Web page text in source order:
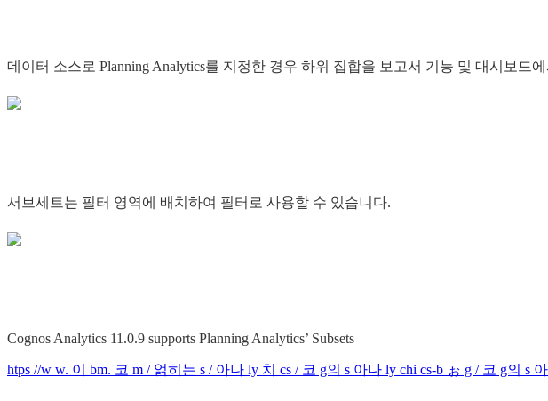
데이터 소스로 Planning Analytics를 지정한 경우 하위 집합을 보고서 기능 및 대시보
서브세트는 필터 영역에 배치하여 필터로 사용할 수 있습니다.
Cognos Analytics 11.0.9 supports Planning Analytics’ Subsets
htps //w w. 이 bm. 코 m / 얽히는 s / 아나 ly 치 cs / 코 g의 s 아나 ly chi cs-b ぉ g / 코 g의 s